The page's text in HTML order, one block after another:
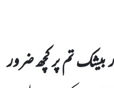
بیشک تم پر کچھ ضرور